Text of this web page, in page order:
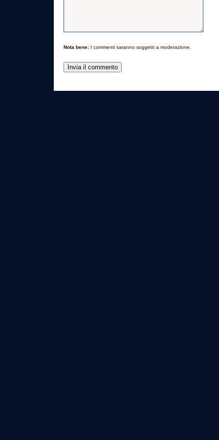
Nota bene: I commenti saranno soggetti a moderazione.